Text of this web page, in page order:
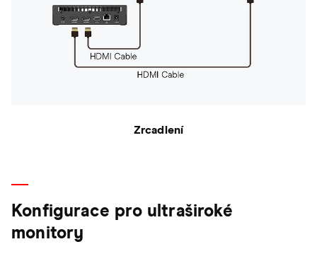
Zrcadlení
Konfigurace pro ultraširoké
monitory